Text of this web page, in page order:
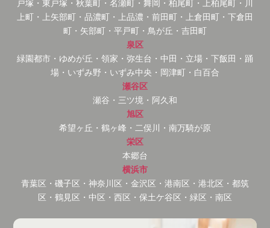
戸塚・東戸塚・秋葉町・名瀬町・舞岡・柏尾町・上柏尾町・川
上町・上矢部町・品濃町・上品濃・前田町・上倉田町・下倉田
町・矢部町・平戸町・鳥が丘・吉田町
泉区
緑園都市・ゆめが丘・領家・弥生台・中田・立場・下飯田・踊
場・いずみ野・いずみ中央・岡津町・白百合
瀬谷区
瀬谷・三ツ境・阿久和
旭区
希望ヶ丘・鶴ヶ峰・二俣川・南万騎が原
栄区
本郷台
横浜市
青葉区・磯子区・神奈川区・金沢区・港南区・港北区・都筑
区・鶴見区・中区・西区・保土ケ谷区・緑区・南区